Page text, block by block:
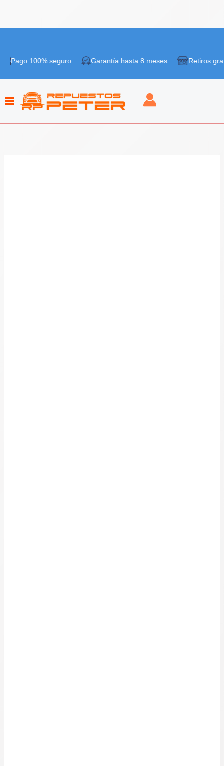
contenido
100% seguro Garantía hasta 8 meses Retiros gratis en